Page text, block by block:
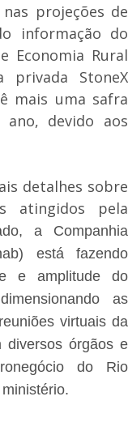
projeções de
informação do
Economia Rural
privada StoneX
mais uma safra
devido aos
detalhes sobre
atingidos pela
a Companhia
está fazendo
e amplitude do
as
virtuais da
diversos órgãos e
do Rio